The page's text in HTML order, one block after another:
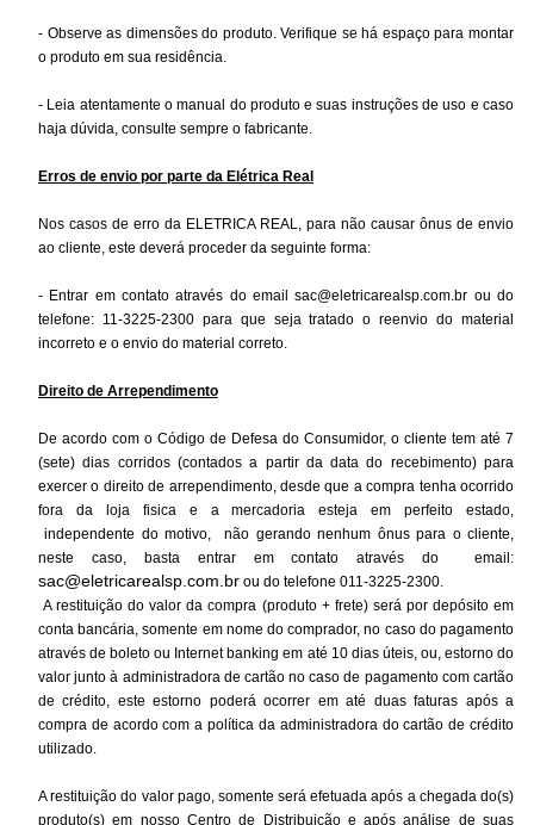
- Observe as dimensões do produto. Verifique se há espaço para montar
o produto em sua residência.
- Leia atentamente o manual do produto e suas instruções de uso e caso
haja dúvida, consulte sempre o fabricante.
Erros de envio por parte da Elétrica Real
Nos casos de erro da ELETRICA REAL, para não causar ônus de envio
ao cliente, este deverá proceder da seguinte forma:
- Entrar em contato através do emailsac@eletricarealsp.com.br ou do
telefone: 11-3225-2300 para que seja tratado o reenvio do material
incorreto e o envio do material correto.
Direito de Arrependimento
De acordo com o Código de Defesa do Consumidor, o cliente tem até 7
(sete) dias corridos (contados a partir da data do recebimento) para
exercer o direito de arrependimento, desde que a compra tenha ocorrido
fora da loja fisica e a mercadoria esteja em perfeito estado,
independente do motivo, não gerando nenhum ônus para o cliente,
neste caso, basta entrar em contato através do email:
sac@eletricarealsp.com.br ou do telefone 011-3225-2300.
A restituição do valor da compra (produto + frete) será por depósito em
conta bancária, somente em nome do comprador, no caso do pagamento
através de boleto ou Internet banking em até 10 dias úteis, ou, estorno do
valor junto à administradora de cartão no caso de pagamento com cartão
de crédito, este estorno poderá ocorrer em até duas faturas após a
compra de acordo com a política da administradora do cartão de crédito
utilizado.
A restituição do valor pago, somente será efetuada após a chegada do(s)
produto(s) em nosso Centro de Distribuição e após análise de suas